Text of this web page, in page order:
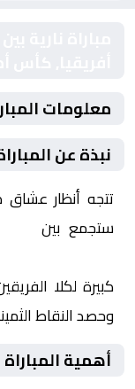
معلومات
نبذة عن
تتجه أنظار عشاق
ستجمع بين
كبيرة لكلا
وحصد النقاط
أهمية المباراة